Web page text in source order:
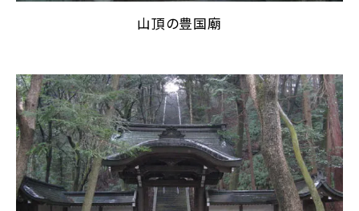
山頂の豊国廟